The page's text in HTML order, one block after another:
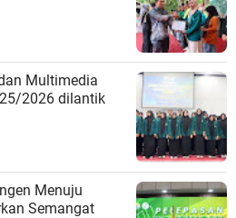
Multimedia
2025/2026 dilantik
Menuju
Semangat